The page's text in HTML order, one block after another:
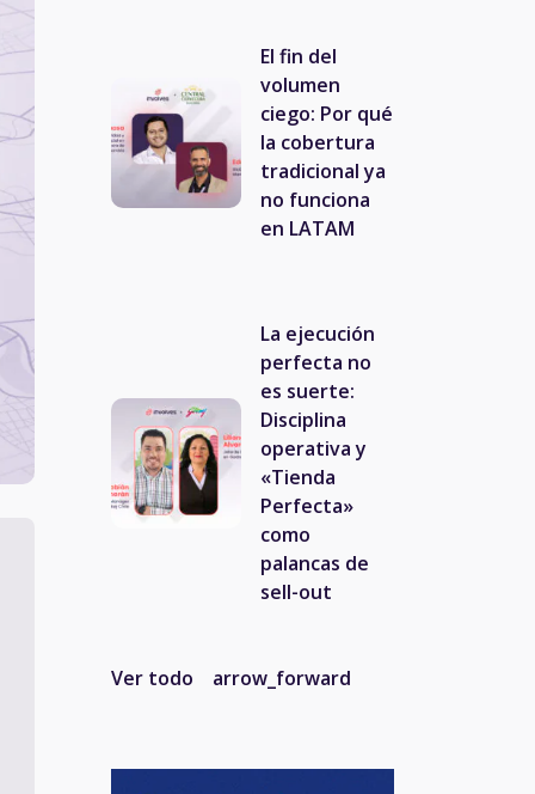
El fin del
volumen
ciego: Por qué
la cobertura
tradicional ya
no funciona
en LATAM
La ejecución
perfecta no
es suerte:
Disciplina
operativa y
«Tienda
Perfecta»
como
palancas de
sell-out
Ver todo arrow_forward